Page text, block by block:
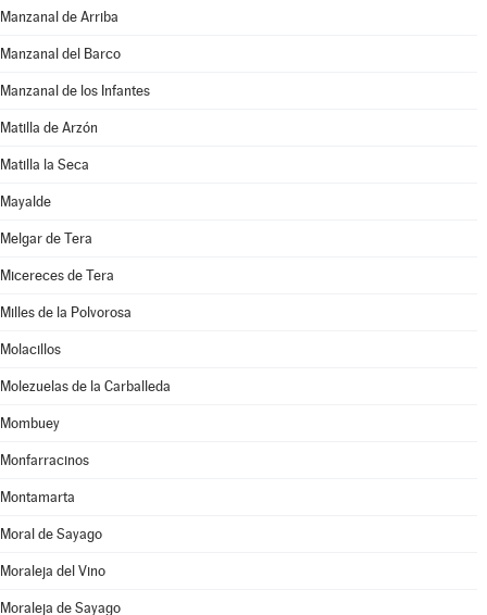
Manzanal de Arriba
Manzanal del Barco
Manzanal de los Infantes
Matilla de Arzón
Matilla la Seca
Mayalde
Melgar de Tera
Micereces de Tera
Milles de la Polvorosa
Molacillos
Molezuelas de la Carballeda
Mombuey
Monfarracinos
Montamarta
Moral de Sayago
Moraleja del Vino
Moraleja de Sayago